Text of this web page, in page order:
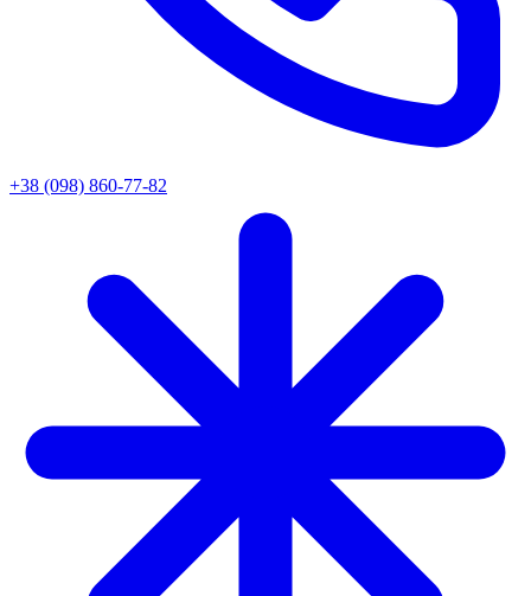
+38 (098) 860-77-82